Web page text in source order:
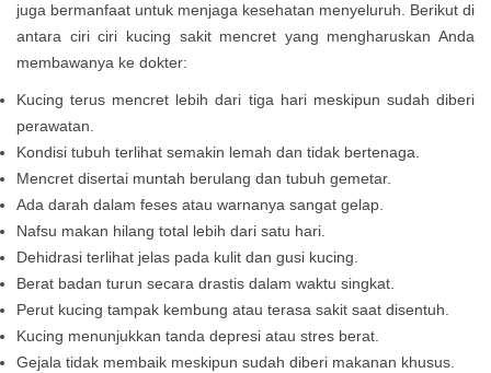
juga bermanfaat untuk menjaga kesehatan menyeluruh. Berikut di
antara ciri ciri kucing sakit mencret yang mengharuskan Anda
membawanya ke dokter:
Kucing terus mencret lebih dari tiga hari meskipun sudah diberi
perawatan.
Kondisi tubuh terlihat semakin lemah dan tidak bertenaga.
Mencret disertai muntah berulang dan tubuh gemetar.
Ada darah dalam feses atau warnanya sangat gelap.
Nafsu makan hilang total lebih dari satu hari.
Dehidrasi terlihat jelas pada kulit dan gusi kucing.
Berat badan turun secara drastis dalam waktu singkat.
Perut kucing tampak kembung atau terasa sakit saat disentuh.
Kucing menunjukkan tanda depresi atau stres berat.
Gejala tidak membaik meskipun sudah diberi makanan khusus.